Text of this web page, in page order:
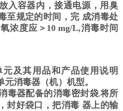
入容器内，接通电源，用臭
至规定的时间，完 成消毒处
浓度应 ＞ 10 mg/L,消毒时间
及其用品和产品使用说明
消毒器（机）机型。
毒器配备的消毒密封袋,将所
封好袋口，把消毒 器上的输